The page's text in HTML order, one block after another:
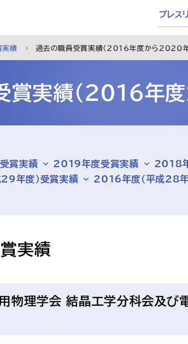
プレス
実績 過去の職員受賞実績（2016年度から2020年
賞実績（2016年
賞実績 2019年度受賞実績
2018年
年度）受賞実績
2016年度（平成28年
実績
物理学会 結晶工学分科会及び